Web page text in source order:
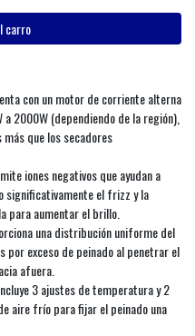
carro
con un motor de corriente alterna
2000W (dependiendo de la región),
que los secadores
iones negativos que ayudan a
significativamente el frizz y la
para aumentar el brillo.
una distribución uniforme del
por exceso de peinado al penetrar el
afuera.
3 ajustes de temperatura y 2
aire frío para fijar el peinado una